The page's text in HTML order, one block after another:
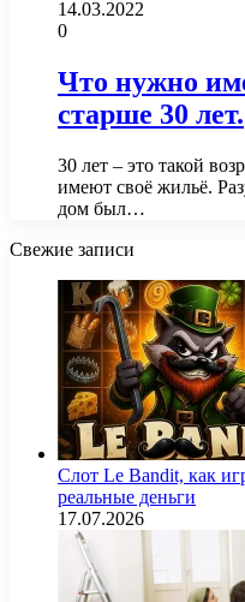
14.03.2022
0
Что нужно
старше 30 лет.
30 лет – это такой
имеют своё жильё.
дом был…
Свежие записи
Слот Le Bandit, как
реальные деньги
17.07.2026